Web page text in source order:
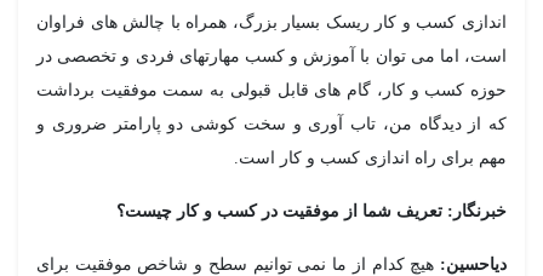
کسب و کار ریسک بسیار بزرگ، همراه با چالش های فراوان
اما می توان با آموزش و کسب مهارتهای فردی و تخصصی در
کسب و کار، گام های قابل قبولی به سمت موفقیت برداشت
از دیدگاه من، تاب آوری و سخت کوشی دو پارامتر ضروری و
برای راه اندازی کسب و کار است.
تعریف شما از موفقیت در کسب و کار چیست؟
هیچ کدام از ما نمی توانیم سطح و شاخص موفقیت برای